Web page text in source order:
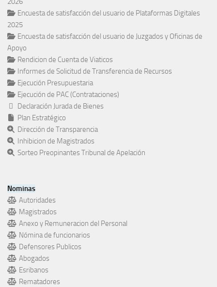
Encuesta de satisfacción del usuario de Plataformas Digitales
2025
Encuesta de satisfacción del usuario de Juzgados y Oficinas de
Apoyo
Rendicion de Cuenta de Viaticos
Informes de Solicitud de Transferencia de Recursos
Ejecución Presupuestaria
Ejecución de PAC (Contrataciones)
Declaración Jurada de Bienes
Plan Estratégico
Dirección de Transparencia
Inhibicion de Magistrados
Sorteo Preopinantes Tribunal de Apelación
Nominas
Autoridades
Magistrados
Anexo y Remuneracion del Personal
Nómina de funcionarios
Defensores Publicos
Abogados
Esribanos
Rematadores